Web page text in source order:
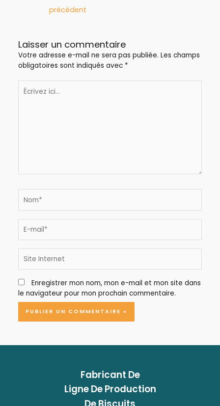
précédent
Laisser un commentaire
Votre adresse e-mail ne sera pas publiée. Les champs
obligatoires sont indiqués avec *
Écrivez
ici…
mail*
Internet
Enregistrer mon nom, mon e-mail et mon site dans
le navigateur pour mon prochain commentaire.
Fabricant De
Ligne De Production